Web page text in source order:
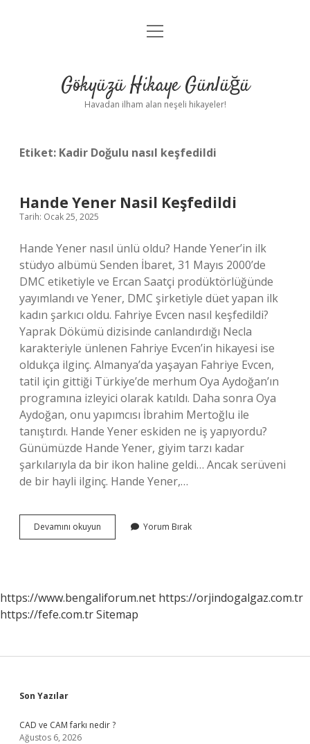
Anasayfa
Yasal Uyarı
menüyü
Gökyüzü Hikaye Günlüğü
Havadan ilham alan neşeli hikayeler!
Etiket: Kadir Doğulu nasıl keşfedildi
Hande Yener Nasil Keşfedildi
Tarih: Ocak 25, 2025
Hande Yener nasıl ünlü oldu? Hande Yener’in ilk
stüdyo albümü Senden İbaret, 31 Mayıs 2000’de
DMC etiketiyle ve Ercan Saatçi prodüktörlüğünde
yayımlandı ve Yener, DMC şirketiyle düet yapan ilk
kadın şarkıcı oldu. Fahriye Evcen nasıl keşfedildi?
Yaprak Dökümü dizisinde canlandırdığı Necla
karakteriyle ünlenen Fahriye Evcen’in hikayesi ise
oldukça ilginç. Almanya’da yaşayan Fahriye Evcen,
tatil için gittiği Türkiye’de merhum Oya Aydoğan’ın
programına izleyici olarak katıldı. Daha sonra Oya
Aydoğan, onu yapımcısı İbrahim Mertoğlu ile
tanıştırdı. Hande Yener eskiden ne iş yapıyordu?
Günümüzde Hande Yener, giyim tarzı kadar
şarkılarıyla da bir ikon haline geldi… Ancak serüveni
de bir hayli ilginç. Hande Yener,…
Devamını okuyun
Yener
Yorum Bırak
https://www.bengaliforum.net https://orjindogalgaz.com.tr
https://fefe.com.trSitemap
Sidebar
Son Yazılar
CAD ve CAM farkı nedir ?
Ağustos 6, 2026